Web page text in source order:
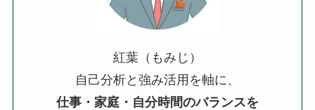
紅葉（もみじ）
自己分析と強み活用を軸に、
仕事・家庭・自分時間のバランスを